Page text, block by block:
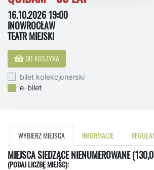
16.10.2026 19:00
INOWROCŁAW
TEATR MIEJSKI
DO KOSZYKA
bilet kolekcjonerski
e-bilet
WYBIERZ MIEJSCA INFORMACJE
MIEJSCA SIEDZĄCE NIENUMEROWANE
(PODAJ LICZBĘ MIEJSC):